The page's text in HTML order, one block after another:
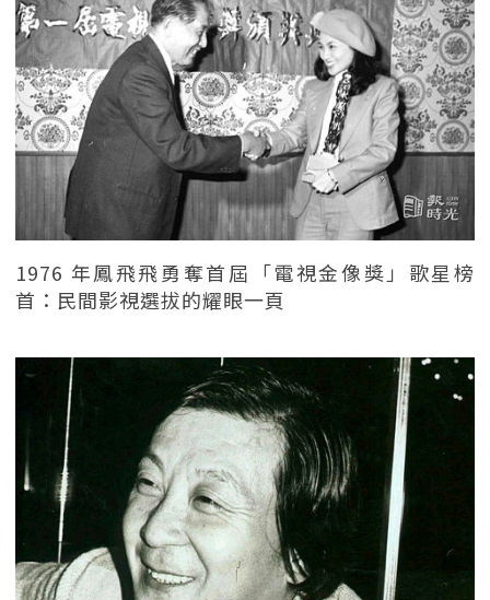
1976 年鳳飛飛勇奪首屆「電視金像獎」歌星榜
首：民間影視選拔的耀眼一頁